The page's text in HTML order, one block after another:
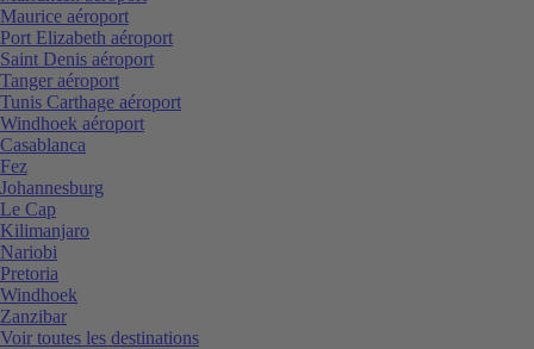
Maurice aéroport
Port Elizabeth aéroport
Saint Denis aéroport
Tanger aéroport
Tunis Carthage aéroport
Windhoek aéroport
Casablanca
Fez
Johannesburg
Le Cap
Kilimanjaro
Nariobi
Pretoria
Windhoek
Zanzibar
Voir toutes les destinations